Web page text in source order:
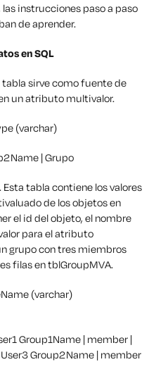
instrucciones paso a paso
de aprender.
en SQL
tabla sirve como fuente de
un atributo multivalor.
(varchar)
| Grupo
tabla contiene los valores
de los objetos en
el id del objeto, el nombre
para el atributo
grupo con tres miembros
filas en tblGroupMVA.
(varchar)
Group1Name | member |
Group2Name | member